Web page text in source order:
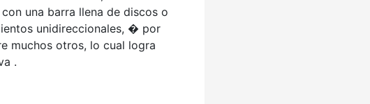
una barra llena de discos o
unidireccionales, � por
muchos otros, lo cual logra
.